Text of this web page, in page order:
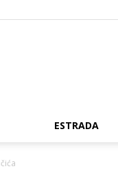
ESTRADA